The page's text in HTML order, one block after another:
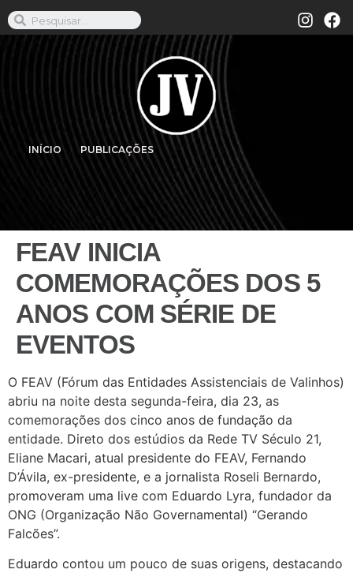
INÍCIO PUBLICAÇÕES
FEAV INICIA
COMEMORAÇÕES DOS 5
ANOS COM SÉRIE DE
EVENTOS
O FEAV (Fórum das Entidades Assistenciais de Valinhos)
abriu na noite desta segunda-feira, dia 23, as
comemorações dos cinco anos de fundação da
entidade. Direto dos estúdios da Rede TV Século 21,
Eliane Macari, atual presidente do FEAV, Fernando
D’Ávila, ex-presidente, e a jornalista Roseli Bernardo,
promoveram uma live com Eduardo Lyra, fundador da
ONG (Organização Não Governamental) “Gerando
Falcões”.
Eduardo contou um pouco de suas origens, destacando